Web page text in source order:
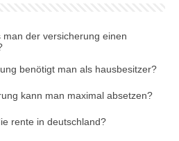
man der versicherung einen
benötigt man als hausbesitzer?
kann man maximal absetzen?
rente in deutschland?